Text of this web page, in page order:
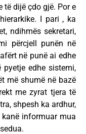
të dijë çdo gjë. Por e
I pari , ka
ndihmës sekretari,
përcjell punën në
në punë ai edhe
edhe sistemi,
më shumë në bazë
me zyrat tjera të
shpesh ka ardhur,
informuar mua